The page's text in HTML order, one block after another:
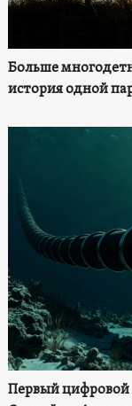
Больше
история одной
Первый цифровой